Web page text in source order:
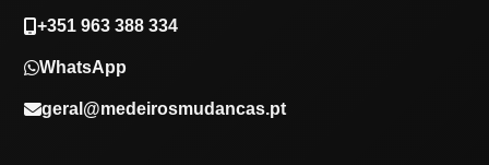
+351 963 388 334
WhatsApp
geral@medeirosmudancas.pt